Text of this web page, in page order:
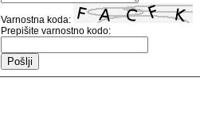
Varnostna koda:
Prepišite varnostno kodo: